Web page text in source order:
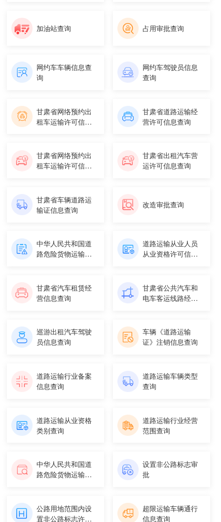
加油站查询 占用审批查询
网约车车辆信息查
询
网约车驾驶员信息
查询
甘肃省网络预约出
租车运输许可信息
甘肃省道路运输经
营许可信息查询
甘肃省网络预约出
租车运输许可信息
甘肃省出租汽车营
运许可信息查询
甘肃省车辆道路运
输证信息查询
改造审批查询
中华人民共和国道
路危险货物运输许
道路运输从业人员
从业资格许可信息
甘肃省汽车租赁经
营信息查询
甘肃省公共汽车和
电车客运线路经营
巡游出租汽车驾驶
员信息查询
车辆《道路运输
证》注销信息查询
道路运输行业备案
信息查询
道路运输车辆类型
查询
道路运输从业资格
类别查询
道路运输行业经营
范围查询
中华人民共和国道
路危险货物运输范
设置非公路标志审
批
公路用地范围内设
置非公路标志许可
超限运输车辆通行
信息查询